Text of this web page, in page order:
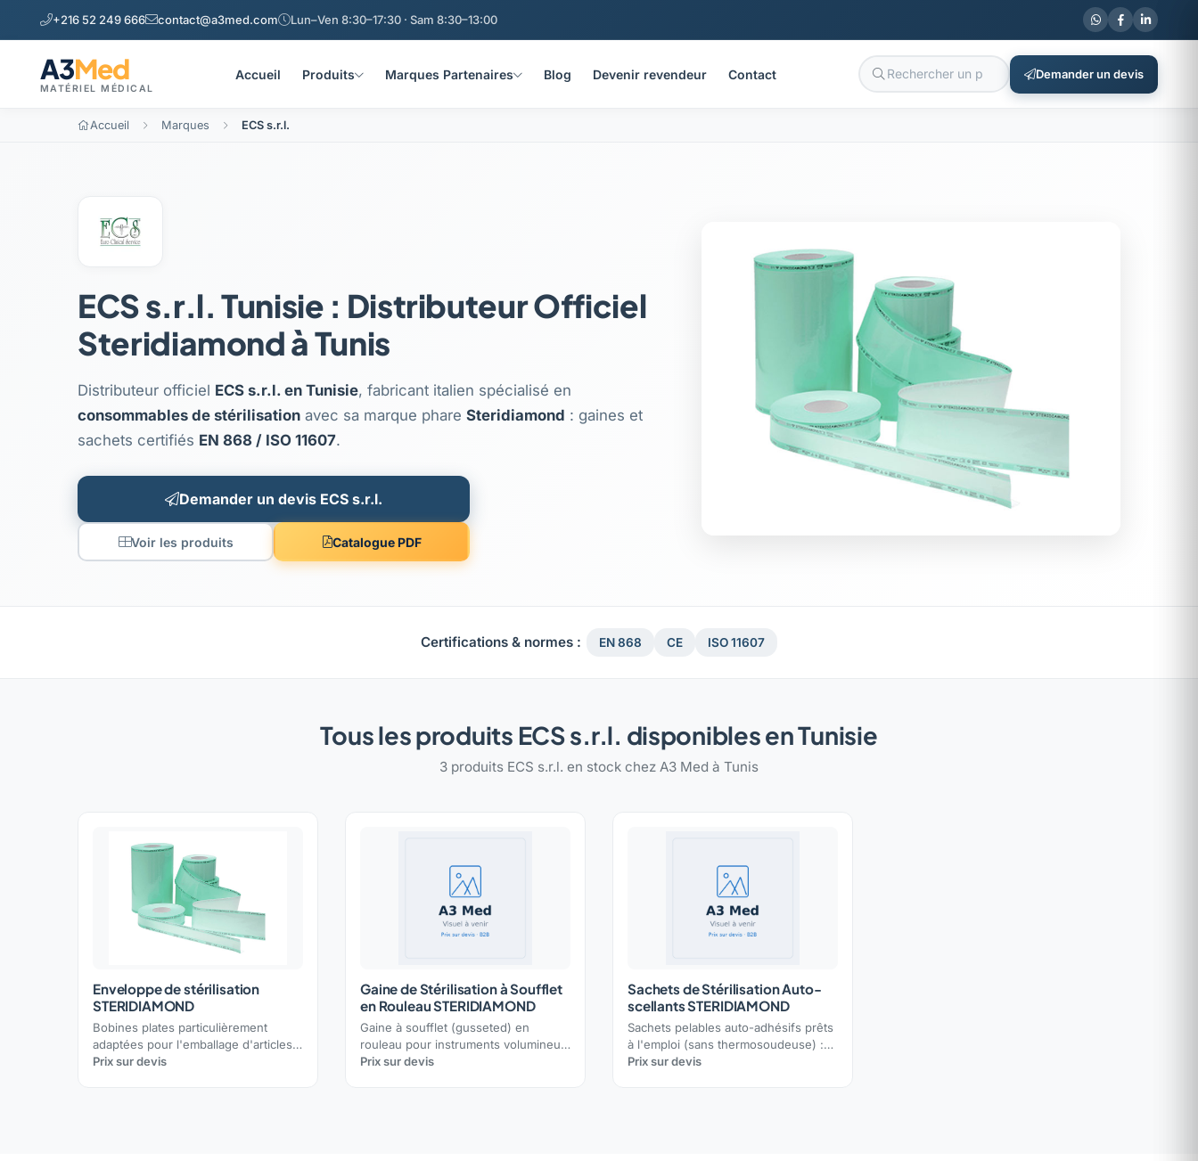
+216 52 249 666 contact@a3med.com Lun–Ven 8:30–17:30 · Sam 8:30–13:00
A3Med
MATÉRIEL MÉDICAL
Accueil Produits Marques Partenaires Blog Devenir revendeur Contact Demander un devis
Accueil Marques ECS s.r.l.
ECS s.r.l. Tunisie : Distributeur Officiel
Steridiamond à Tunis
Distributeur officiel ECS s.r.l. en Tunisie, fabricant italien spécialisé en
consommables de stérilisation avec sa marque phare Steridiamond : gaines et
sachets certifiés EN 868 / ISO 11607.
Demander un devis ECS s.r.l.
Voir les produits Catalogue PDF
Certifications & normes : EN 868 CE ISO 11607
Tous les produits ECS s.r.l. disponibles en Tunisie
3 produits ECS s.r.l. en stock chez A3 Med à Tunis
Enveloppe de stérilisation
STERIDIAMOND
Bobines plates particulièrement
adaptées pour l'emballage d'articles
de grand volume
Prix sur devis
Gaine de Stérilisation à Soufflet
en Rouleau STERIDIAMOND
Gaine à soufflet (gusseted) en
rouleau pour instruments volumineux
et plateaux : soudure renforcée,
Prix sur devis
Sachets de Stérilisation Auto-
scellants STERIDIAMOND
Sachets pelables auto-adhésifs prêts
à l'emploi (sans thermosoudeuse) :
papier médical + film, double
Prix sur devis